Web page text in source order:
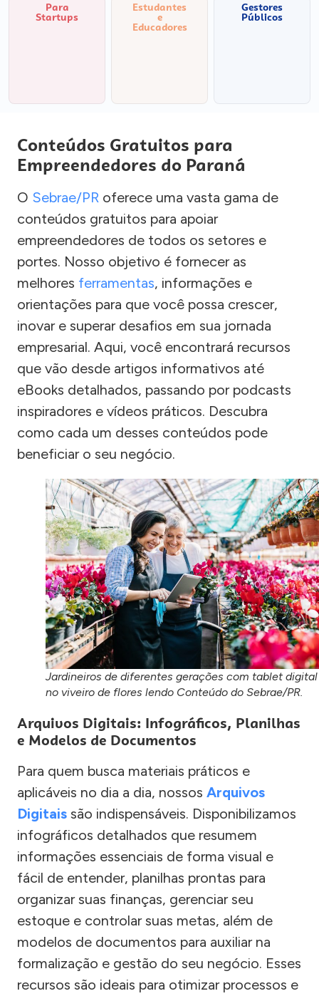
Para
Startups
Estudantes
e
Educadores
Gestores
Públicos
Conteúdos Gratuitos para
Empreendedores do Paraná
O Sebrae/PR oferece uma vasta gama de
conteúdos gratuitos para apoiar
empreendedores de todos os setores e
portes. Nosso objetivo é fornecer as
melhores ferramentas, informações e
orientações para que você possa crescer,
inovar e superar desafios em sua jornada
empresarial. Aqui, você encontrará recursos
que vão desde artigos informativos até
eBooks detalhados, passando por podcasts
inspiradores e vídeos práticos. Descubra
como cada um desses conteúdos pode
beneficiar o seu negócio.
Jardineiros de diferentes gerações com tablet digital
no viveiro de flores lendo Conteúdo do Sebrae/PR.
Arquivos Digitais: Infográficos, Planilhas
e Modelos de Documentos
Para quem busca materiais práticos e
aplicáveis no dia a dia, nossos Arquivos
Digitais são indispensáveis. Disponibilizamos
infográficos detalhados que resumem
informações essenciais de forma visual e
fácil de entender, planilhas prontas para
organizar suas finanças, gerenciar seu
estoque e controlar suas metas, além de
modelos de documentos para auxiliar na
formalização e gestão do seu negócio. Esses
recursos são ideais para otimizar processos e